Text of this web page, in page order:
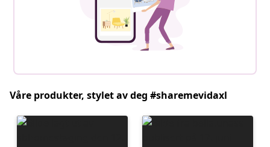
Våre produkter, stylet av deg #sharemevidaxl